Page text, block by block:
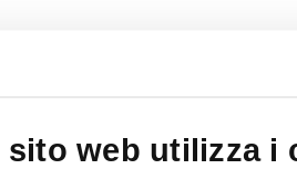
sito web utilizza i